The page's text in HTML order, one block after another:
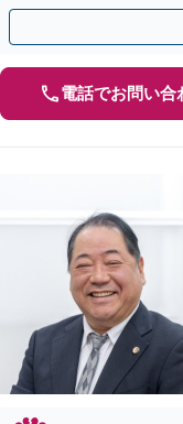
解決へ向けて尽力します
電話でお問い合